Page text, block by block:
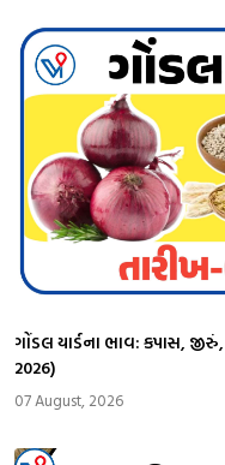
ગોંડલ યાર્ડના ભાવ: કપાસ,
2026)
07 August, 2026